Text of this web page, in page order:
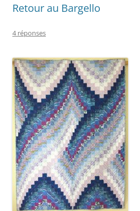
Retour au Bargello
4 réponses